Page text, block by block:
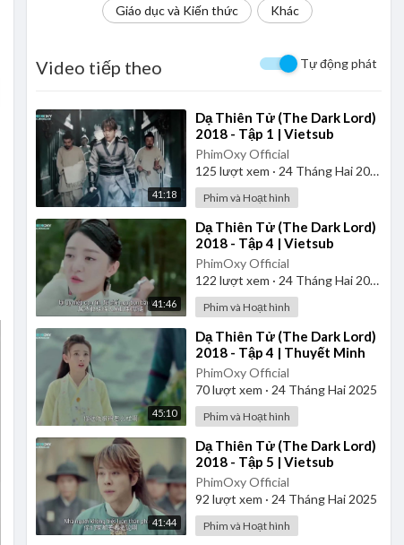
Giáo dục và Kiến thức Khác
Video tiếp theo Tự động phát
41:18
⁣Dạ Thiên Tử (The Dark Lord)
2018 - Tập 1 | Vietsub
PhimOxy Official
125 lượt xem · 24 Tháng Hai 2025
Phim và Hoạt hình
41:46
⁣Dạ Thiên Tử (The Dark Lord)
2018 - Tập 4 | Vietsub
PhimOxy Official
122 lượt xem · 24 Tháng Hai 2025
Phim và Hoạt hình
45:10
⁣Dạ Thiên Tử (The Dark Lord)
2018 - Tập 4 | Thuyết Minh
PhimOxy Official
70lượt xem · 24 Tháng Hai 2025
Phim và Hoạt hình
41:44
⁣Dạ Thiên Tử (The Dark Lord)
2018 - Tập 5 | Vietsub
PhimOxy Official
92 lượt xem · 24 Tháng Hai 2025
Phim và Hoạt hình